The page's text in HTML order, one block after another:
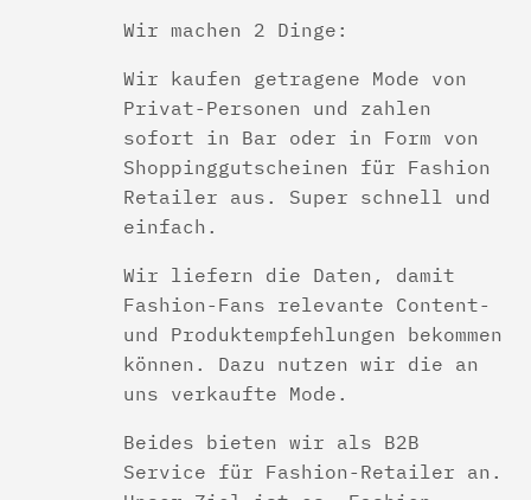
Wir machen 2 Dinge:
Wir kaufen getragene Mode von
Privat-Personen und zahlen
sofort in Bar oder in Form von
Shoppinggutscheinen für Fashion
Retailer aus. Super schnell und
einfach.
Wir liefern die Daten, damit
Fashion-Fans relevante Content-
und Produktempfehlungen bekommen
können. Dazu nutzen wir die an
uns verkaufte Mode.
Beides bieten wir als B2B
Service für Fashion-Retailer an.